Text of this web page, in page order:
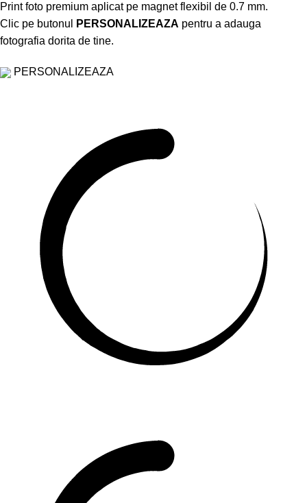
Print foto premium aplicat pe magnet flexibil de 0.7 mm.
Clic pe butonul
PERSONALIZEAZA pentru a adauga
fotografia dorita de tine.
PERSONALIZEAZA